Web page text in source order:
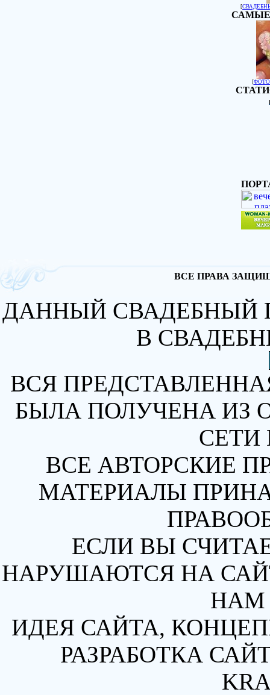
[
[
ВСЕ ПРАВА
ДАННЫЙ СВАДЕБНЫЙ
В
ВСЯ
БЫЛА ПОЛУЧЕНА ИЗ
СЕТИ
ВСЕ АВТОРСКИЕ
МАТЕРИАЛЫ
ЕСЛИ ВЫ
НАРУШАЮТСЯ НА
НАМ
ИДЕЯ САЙТА,
РАЗРАБОТКА